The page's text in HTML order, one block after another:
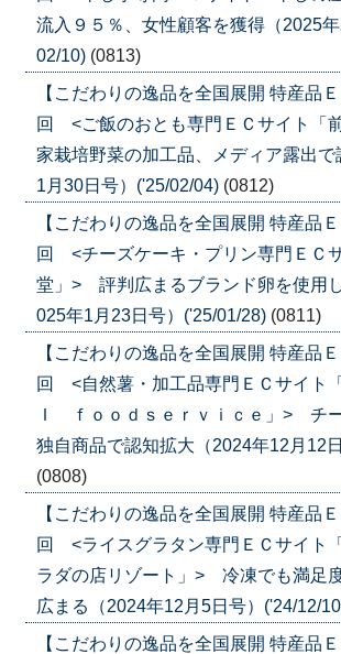
流入９５％、女性顧客を獲得（2025
02/10) (0813)
【こだわりの逸品を全国展開 特産品
回 <ご飯のおとも専門ＥＣサイト「
家栽培野菜の加工品、メディア露出
1月30日号）('25/02/04) (0812)
【こだわりの逸品を全国展開 特産品
回 <チーズケーキ・プリン専門ＥＣ
堂」> 評判広まるブランド卵を使用
025年1月23日号）('25/01/28) (0811)
【こだわりの逸品を全国展開 特産品
回 <自然薯・加工品専門ＥＣサイト
Ｉ ｆｏｏｄｓｅｒｖｉｃｅ」> チ
独自商品で認知拡大（2024年12月12
(0808)
【こだわりの逸品を全国展開 特産品
回 <ライスグラタン専門ＥＣサイト
ラダの店リゾート」> 冷凍でも満足
広まる（2024年12月5日号）('24/12/
【こだわりの逸品を全国展開 特産品